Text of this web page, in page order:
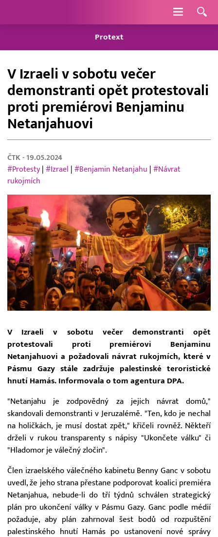
Navigace
Protext
V Izraeli v sobotu večer
demonstranti opět protestovali
proti premiérovi Benjaminu
Netanjahuovi
ČTK - 19.05.2024
#Protesty #Izrael #Benjamin Netanjahu
#Návrat
rukojmích
V Izraeli v sobotu večer demonstranti opět
protestovali proti premiérovi Benjaminu
Netanjahuovi a požadovali návrat rukojmích, které v
Pásmu Gazy stále zadržuje palestinské teroristické
hnutí Hamás. Informovala o tom agentura DPA.
"Netanjahu je zodpovědný za jejich návrat domů,"
skandovali demonstranti v Jeruzalémě. "Ten, kdo je nechal
na holičkách, je musí dostat zpět," křičeli rovněž. Někteří
drželi v rukou transparenty s nápisy "Ukončete válku" či
"Hladomor je válečný zločin".
Člen izraelského válečného kabinetu Benny Ganc v sobotu
uvedl, že jeho strana přestane podporovat koalici premiéra
Netanjahua, nebude-li do tří týdnů schválen strategický
plán pro ukončení války v Pásmu Gazy. Ganc podle médií
požaduje, aby plán zahrnoval šest bodů od rozpuštění
palestinského hnutí Hamás po ustanovení nové správy